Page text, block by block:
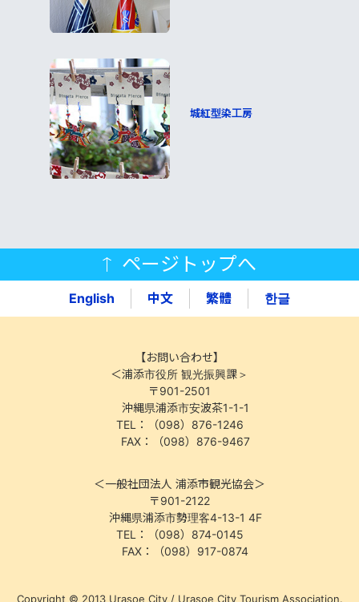
城紅型染工房
ページトップへ
English 中文 繁體 한글
【お問い合わせ】
＜浦添市役所 観光振興課＞
〒901-2501
沖縄県浦添市安波茶1-1-1
TEL：（098）876-1246
FAX：（098）876-9467
＜一般社団法人 浦添市観光協会＞
〒901-2122
沖縄県浦添市勢理客4-13-1 4F
TEL：（098）874-0145
FAX：（098）917-0874
Copyright © 2013 Urasoe City / Urasoe City Tourism Association.